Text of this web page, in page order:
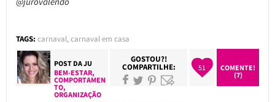
TAGS: carnaval,carnaval em casa
POST DAJU
BEM-ESTAR,
COMPORTAMEN
TO,
ORGANIZAÇÃO
GOSTOU?!
COMPARTILHE: 51
COMENTE!
(7)